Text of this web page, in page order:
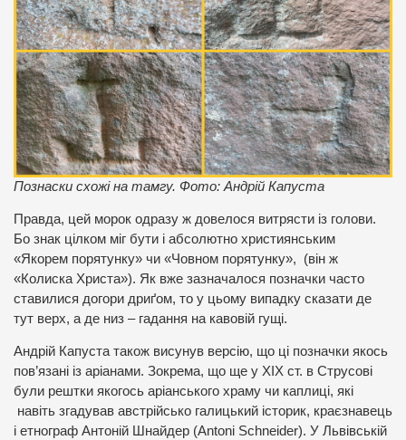
Познаски схожі на тамгу. Фото: Андрій Капуста
Правда, цей морок одразу ж довелося витрясти із голови.
Бо знак цілком міг бути і абсолютно християнським
«Якорем порятунку» чи «Човном порятунку», (він ж
«Колиска Христа»). Як вже зазначалося позначки часто
ставилися догори дриґом, то у цьому випадку сказати де
тут верх, а де низ – гадання на кавовій гущі.
Андрій Капуста також висунув версію, що ці позначки якось
пов’язані із аріанами. Зокрема, що ще у ХІХ ст. в Струсові
були рештки якогось аріанського храму чи каплиці, які
навіть згадував австрійсько галицький історик, краєзнавець
і етнограф Антоній Шнайдер (Antoni Schneider). У Львівській